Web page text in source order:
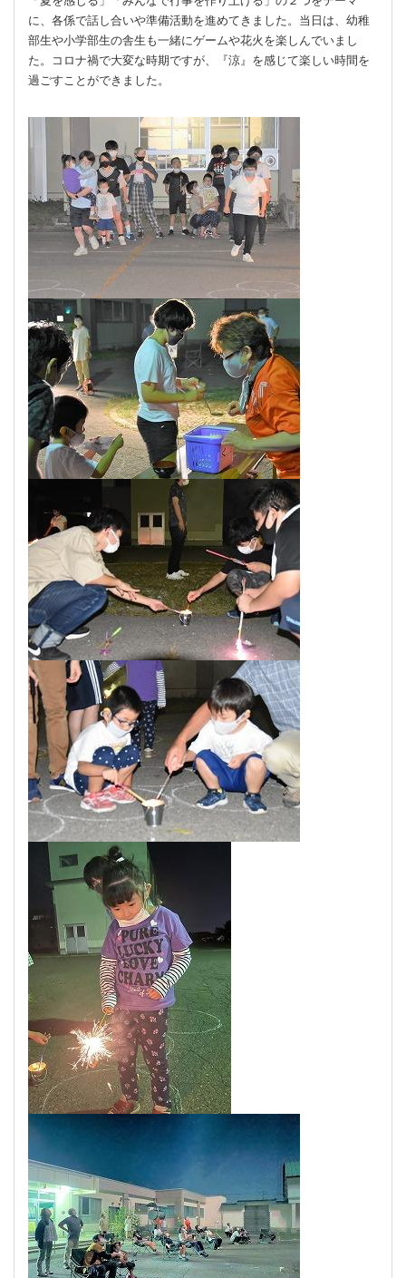
に、各係で話し合いや準備活動を進めてきました。当日は、幼稚
部生や小学部生の舎生も一緒にゲームや花火を楽しんでいまし
た。コロナ禍で大変な時期ですが、『涼』を感じて楽しい時間を
過ごすことができました。